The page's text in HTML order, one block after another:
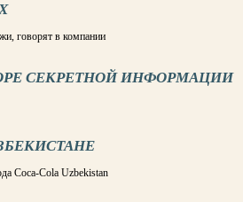
говорят в компании
СЕКРЕТНОЙ ИНФОРМАЦИИ
Coca-Cola Uzbekistan